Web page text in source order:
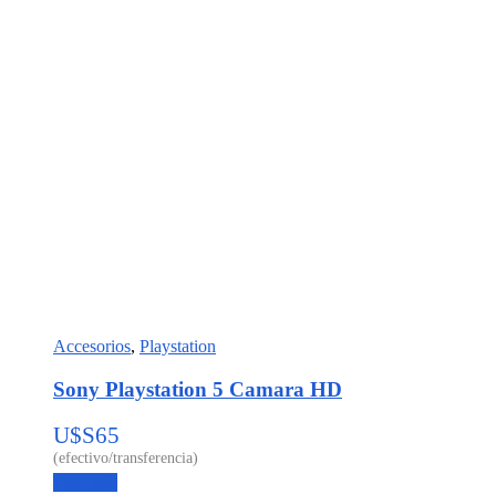
Accesorios, Playstation
Sony Playstation 5 Camara HD
U$S65